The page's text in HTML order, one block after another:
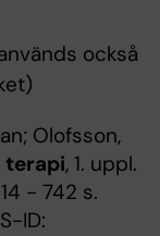
också
Olofsson,
terapi, 1. uppl.
- 742 s.
ID: